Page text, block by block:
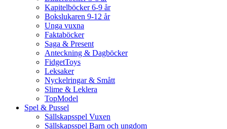
Kapitelböcker 6-9 år
Bokslukaren 9-12 år
Unga vuxna
Faktaböcker
Saga & Present
Anteckning & Dagböcker
FidgetToys
Leksaker
Nyckelringar & Smått
Slime & Leklera
TopModel
Spel & Pussel
Sällskapsspel Vuxen
Sällskapsspel Barn och ungdom